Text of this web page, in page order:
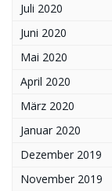
Juli 2020
Juni 2020
Mai 2020
April 2020
März 2020
Januar 2020
Dezember 2019
November 2019